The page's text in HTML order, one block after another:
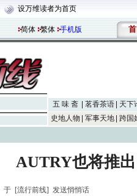
设万维读者为首页
简体 繁体 手机版 首
五 味 斋 茗香茶语
天下
史地人物
军事天地 跨国
AUTRY也将推出
于 [流行前线] 发送悄悄话